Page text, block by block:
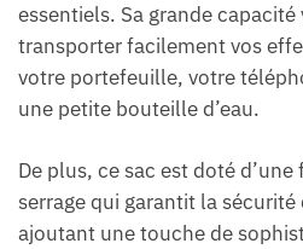
essentiels. Sa grande
transporter facilement vos
votre portefeuille, votre
une petite bouteille d’eau.
De plus, ce sac est doté
serrage qui garantit la
ajoutant une touche de